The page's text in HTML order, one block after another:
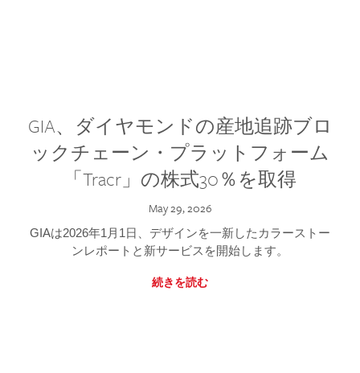
GIA、ダイヤモンドの産地追跡ブロ
ックチェーン・プラットフォーム
「Tracr」の株式30％を取得
May 29, 2026
GIAは2026年1月1日、デザインを一新したカラーストー
ンレポートと新サービスを開始します。
続きを読む